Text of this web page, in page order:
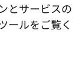
とサービスの
ールをご覧く